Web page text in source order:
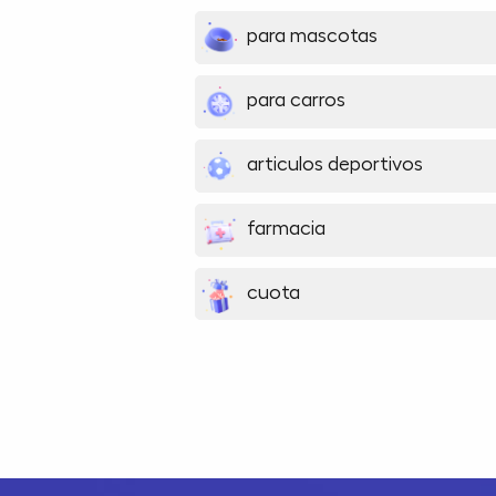
para mascotas
para carros
articulos deportivos
farmacia
cuota